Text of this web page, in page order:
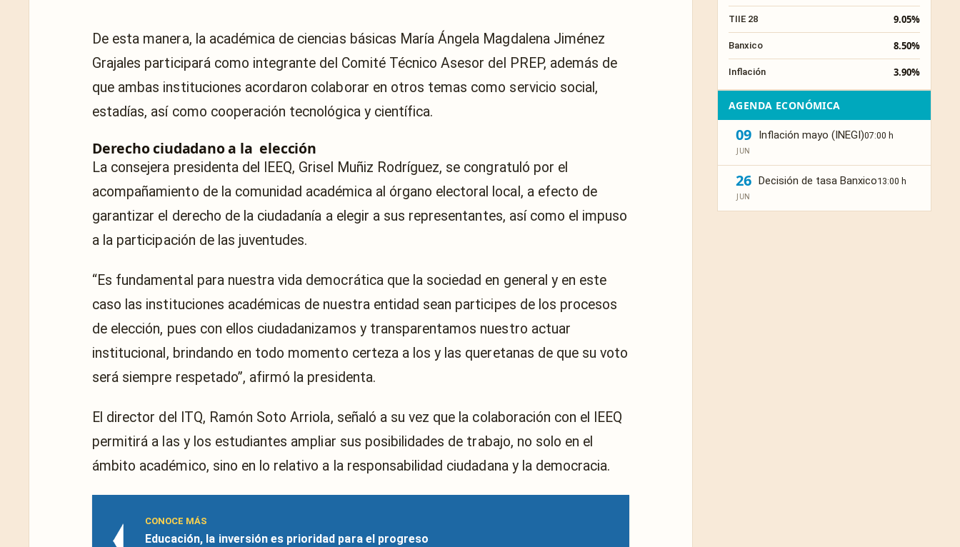
De esta manera, la académica de ciencias básicas María Ángela Magdalena Jiménez
Grajales participará como integrante del Comité Técnico Asesor del PREP, además de
que ambas instituciones acordaron colaborar en otros temas como servicio social,
estadías, así como cooperación tecnológica y científica.
Derecho ciudadano a la elección
La consejera presidenta del IEEQ, Grisel Muñiz Rodríguez, se congratuló por el
acompañamiento de la comunidad académica al órgano electoral local, a efecto de
garantizar el derecho de la ciudadanía a elegir a sus representantes, así como el impuso
a la participación de las juventudes.
“Es fundamental para nuestra vida democrática que la sociedad en general y en este
caso las instituciones académicas de nuestra entidad sean participes de los procesos
de elección, pues con ellos ciudadanizamos y transparentamos nuestro actuar
institucional, brindando en todo momento certeza a los y las queretanas de que su voto
será siempre respetado”, afirmó la presidenta.
El director del ITQ, Ramón Soto Arriola, señaló a su vez que la colaboración con el IEEQ
permitirá a las y los estudiantes ampliar sus posibilidades de trabajo, no solo en el
ámbito académico, sino en lo relativo a la responsabilidad ciudadana y la democracia.
CONOCE MÁS
Educación, la inversión es prioridad para el progreso
TIIE 28 9.05%
Banxico 8.50%
Inflación 3.90%
AGENDA ECONÓMICA
09
JUN
Inflación mayo (INEGI)07:00 h
26
JUN
Decisión de tasa Banxico13:00 h